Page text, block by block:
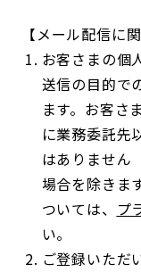
ESGデータ集
【メール配信に
お客さまの個
送信の目的で
ます。お客さ
に業務委託先
はありません
場合を除きま
ついては、 プ
い。
ご登録いただ